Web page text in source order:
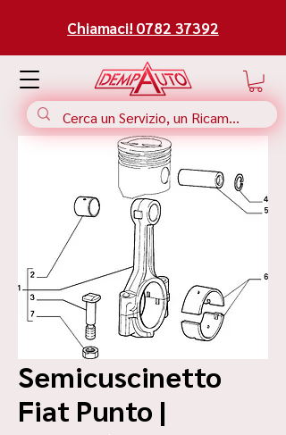
Chiamaci! 0782 37392
Semicuscinetto
Fiat Punto |